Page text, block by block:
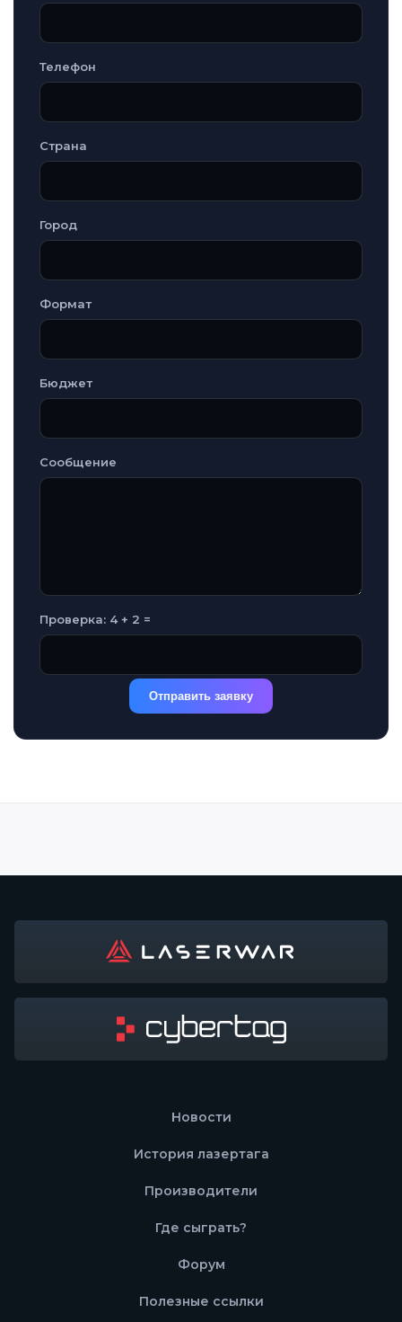
Телефон
Страна
Город
Формат
Бюджет
Сообщение
Проверка: 4 + 2 =
Отправить заявку
Новости
История лазертага
Производители
Где сыграть?
Форум
Полезные ссылки